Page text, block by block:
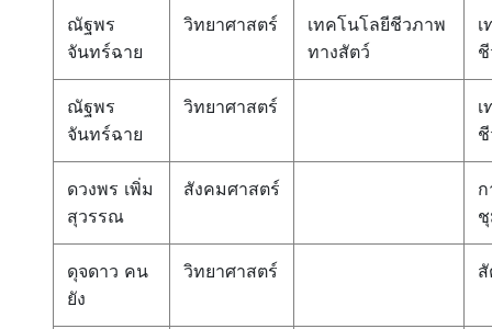
ณัฐพร
จันทร์ฉาย
วิทยาศาสตร์
เทคโนโลยีชีวภาพ
ทางสัตว์
ณัฐพร
จันทร์ฉาย
วิทยาศาสตร์
ดวงพร เพิ่ม
สุวรรณ
สังคมศาสตร์
ดุจดาว คน
ยัง
วิทยาศาสตร์